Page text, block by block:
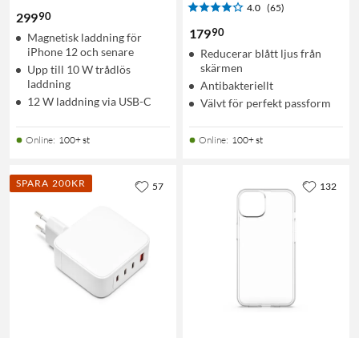
29990
Magnetisk laddning för
iPhone 12 och senare
Upp till 10 W trådlös
laddning
12 W laddning via USB-C
Online: 100+ st
4.0 (65)
17990
Reducerar blått ljus från
skärmen
Antibakteriellt
Välvt för perfekt passform
Online: 100+ st
SPARA 200KR 57 132